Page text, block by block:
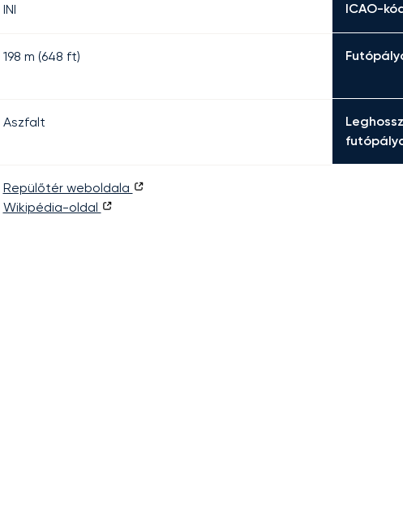
INI ICAO-
198 m (648 ft)
Aszfalt
Repülőtér weboldala
Wikipédia-oldal